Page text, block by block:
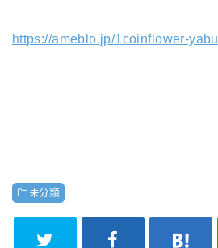
https://ameblo.jp/1coinflower-yabu
未分類